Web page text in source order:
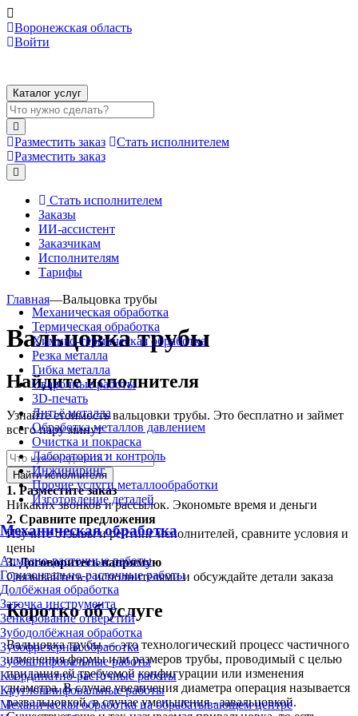
Воронежская область
Войти
Каталог услуг
Разместить заказ
Стать исполнителем
Разместить заказ
Стать исполнителем
Заказы
ИИ-ассистент
Заказчикам
Исполнителям
Тарифы
Механическая обработка
Термическая обработка
Химико-термическая обработка
Резка металла
Гибка металла
Сварочные работы
3D-печать
Литьё металла
Обработка металлов давлением
Очистка и покраска
Лаборатория и контроль
Инжиниринг
Прочие услуги металлообработки
Изготовление деталей
Механическая обработка
Алмазно-расточные работы
Горизонтально-расточные работы
Долбёжная обработка
Заточка инструмента
Зенкерование отверстий
Зубодолбёжная обработка
Зубофрезерная обработка
Зубошлифовальные работы
Координатно-расточные работы
Круглошлифовальные работы
Механическая обработка на обрабатывающем центре
Главная—Вальцовка трубы
Вальцовка трубы
Найдите исполнителя
Узнайте стоимость вальцовки трубы. Это бесплатно и займет
всего пару минут
Найти исполнителя
1. Разместите заказ
Никаких звонков и рассылок. Экономьте время и деньги
2. Сравните предложения
Изучите отзывы и рейтинг исполнителей, сравните условия и
цены
3.Договоритесь напрямую
Связывайтесь с исполнителями и обсуждайте детали заказа
Коротко об услуге
Вальцовка трубы — это технологический процесс частичного
изменения формы или размеров трубы, проводимый с целью
придания ей требуемой конфигурации или изменения
диаметра. В случае увеличения диаметра операция называется
развальцовкой, в случае уменьшения - завальцовкой.